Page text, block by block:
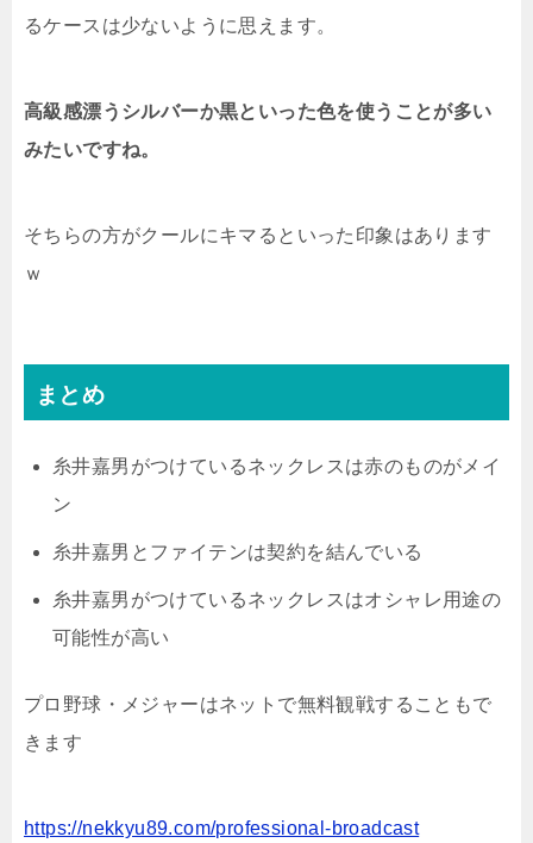
るケースは少ないように思えます。
高級感漂うシルバーか黒といった色を使うことが多い
みたいですね。
そちらの方がクールにキマるといった印象はあります
ｗ
まとめ
糸井嘉男がつけているネックレスは赤のものがメイ
ン
糸井嘉男とファイテンは契約を結んでいる
糸井嘉男がつけているネックレスはオシャレ用途の
可能性が高い
プロ野球・メジャーはネットで無料観戦することもで
きます
https://nekkyu89.com/professional-broadcast